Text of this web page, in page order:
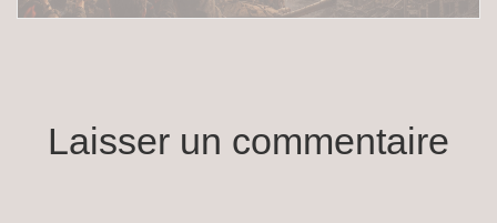
Laisser un commentaire